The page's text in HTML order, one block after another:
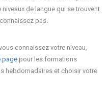
de langue qui se trouvent
pas.
connaissez votre niveau,
page pour les formations
hebdomadaires et choisir votre